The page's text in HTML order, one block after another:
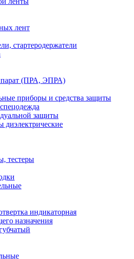
лент
стартеродержатели
(ПРА, ЭПРА)
приборы и средства защиты
защиты
диэлектрические
тестеры
индикаторная
назначения